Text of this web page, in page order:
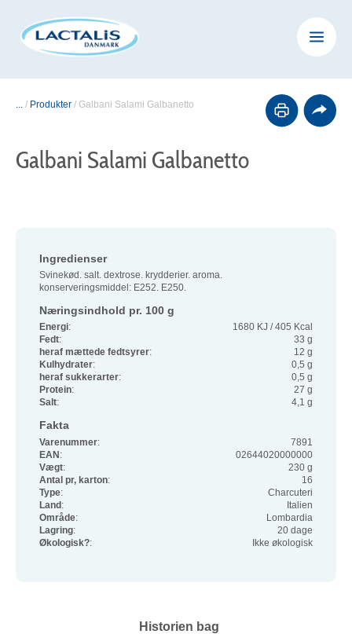
... / Produkter / Galbani Salami Galbanetto
Galbani Salami Galbanetto
Historien bag
Ingredienser
Svinekød. salt. dextrose. krydderier. aroma.
konserveringsmiddel: E252. E250.
Næringsindhold pr. 100 g
Energi:
1680 KJ / 405 Kcal
Fedt:
33 g
heraf mættede fedtsyrer:
12 g
Kulhydrater:
0,5 g
heraf sukkerarter:
0,5 g
Protein:
27 g
Salt: 4,1 g
Fakta
Varenummer:
7891
EAN:
02644020000000
Vægt:
230 g
Antal pr, karton:
16
Type:
Charcuteri
Land:
Italien
Område:
Lombardia
Lagring:
20 dage
Økologisk?: Ikke økologisk